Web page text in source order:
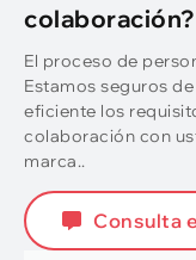
El proceso de
Estamos seguros
eficiente los
colaboración con
marca..
Consulta